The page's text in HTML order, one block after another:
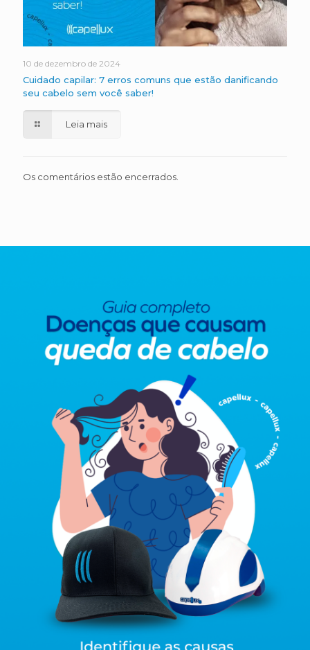
10 de dezembro de 2024
Cuidado capilar: 7 erros comuns que estão danificando
seu cabelo sem você saber!
Leia mais
Os comentários estão encerrados.